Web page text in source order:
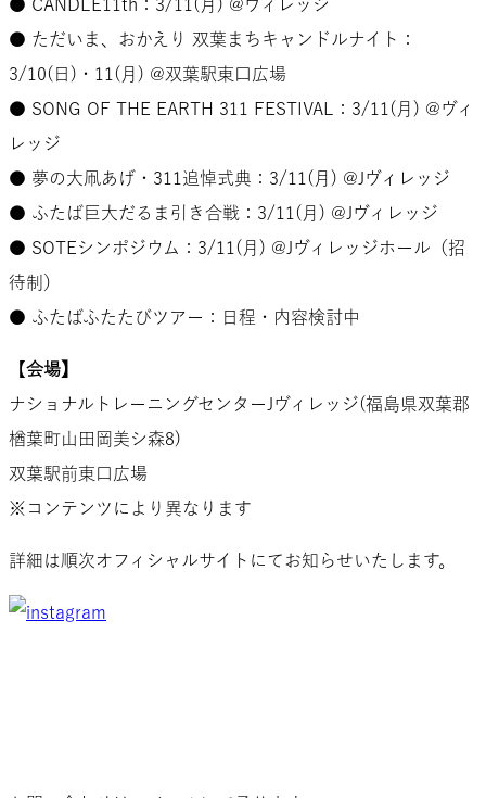
● CANDLE11th：3/11(月) @ヴィレッジ
● ただいま、おかえり 双葉まちキャンドルナイト：
3/10(日)・11(月) @双葉駅東口広場
● SONG OF THE EARTH 311 FESTIVAL：3/11(月) @ヴィ
レッジ
● 夢の大凧あげ・311追悼式典：3/11(月) @Jヴィレッジ
● ふたば巨大だるま引き合戦：3/11(月) @Jヴィレッジ
● SOTEシンポジウム：3/11(月) @Jヴィレッジホール（招
待制）
● ふたばふたたびツアー：日程・内容検討中
【会場】
ナショナルトレーニングセンターJヴィレッジ(福島県双葉郡
楢葉町山田岡美シ森8)
双葉駅前東口広場
※コンテンツにより異なります
詳細は順次オフィシャルサイトにてお知らせいたします。